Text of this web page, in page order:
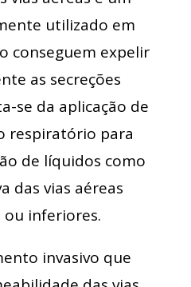
utilizado em
conseguem expelir
as secreções
se da aplicação de
respiratório para
de líquidos como
das vias aéreas
ou inferiores.
invasivo que